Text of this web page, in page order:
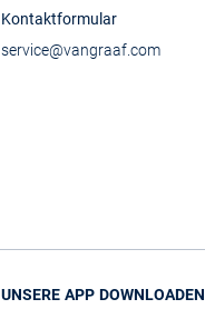
Kontaktformular
service@vangraaf.com
UNSERE APP DOWNLOADEN